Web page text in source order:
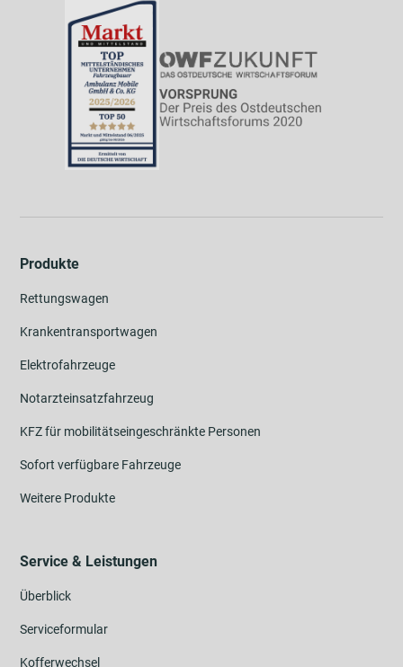
Produkte
Rettungswagen
Krankentransportwagen
Elektrofahrzeuge
Notarzteinsatzfahrzeug
KFZ für mobilitätseingeschränkte Personen
Sofort verfügbare Fahrzeuge
Weitere Produkte
Service & Leistungen
Überblick
Serviceformular
Kofferwechsel